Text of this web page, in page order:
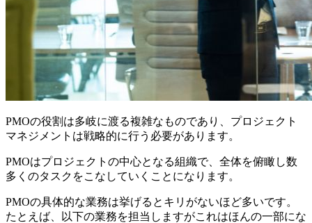
PMOの役割は多岐に渡る複雑なものであり、プロジェクト
マネジメントは戦略的に行う必要があります。
PMOはプロジェクトの中心となる組織で、全体を俯瞰し数
多くのタスクをこなしていくことになります。
PMOの具体的な業務は挙げるとキリがないほど多いです。
たとえば、以下の業務を担当しますがこれはほんの一部にな